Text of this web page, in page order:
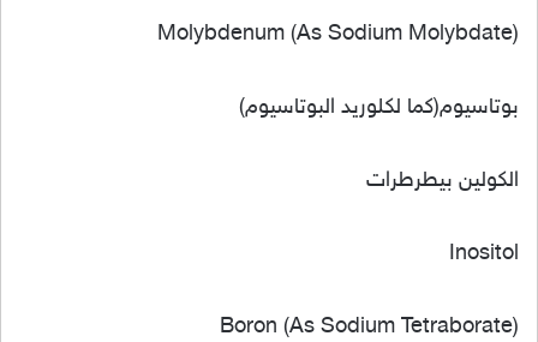
Molybdenum (As Sodium Molybdate)
بوتاسيوم(كما لكلوريد البوتاسيوم)
الكولين بيطرطرات
Inositol
Boron (As Sodium Tetraborate)